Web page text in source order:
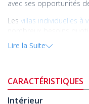
avec ses opportunités
Les villas individuelles à
restaurants, des
hôpitaux; 1,7 km de
mausolée
52 km de l'aéroport de
Lire la Suite
CARACTÉRISTIQUES
Intérieur